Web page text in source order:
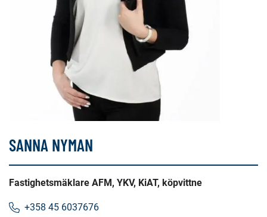
SANNA NYMAN
Fastighetsmäklare AFM, YKV, KiAT, köpvittne
+358 45 6037676